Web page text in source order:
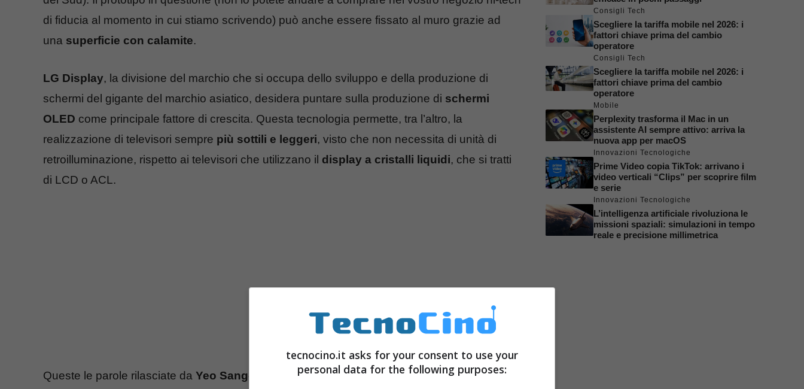
di fiducia al momento in cui stiamo scrivendo) può anche essere fissato al muro grazie ad
una superficie con calamite.
LG Display, la divisione del marchio che si occupa dello sviluppo e della produzione di
schermi del gigante del marchio asiatico, desidera puntare sulla produzione di schermi
OLED come principale fattore di crescita. Questa tecnologia permette, tra l’altro, la
realizzazione di televisori sempre più sottili e leggeri, visto che non necessita di unità di
retroilluminazione, rispetto ai televisori che utilizzano il display a cristalli liquidi, che si tratti
di LCD o ACL.
Queste le parole rilasciate da Yeo Sang-deog
, direttore della divisione OLED di LG Display:
Consigli Tech
Scegliere la tariffa mobile nel 2026: i
fattori chiave prima del cambio
operatore
Consigli Tech
Scegliere la tariffa mobile nel 2026: i
fattori chiave prima del cambio
operatore
Mobile
Perplexity trasforma il Mac in un
assistente AI sempre attivo: arriva la
nuova app per macOS
Innovazioni Tecnologiche
Prime Video copia TikTok: arrivano i
video verticali “Clips” per scoprire film
e serie
Innovazioni Tecnologiche
L’intelligenza artificiale rivoluziona le
missioni spaziali: simulazioni in tempo
reale e precisione millimetrica
tecnocino.it asks for your consent to use your
personal data for the following purposes: